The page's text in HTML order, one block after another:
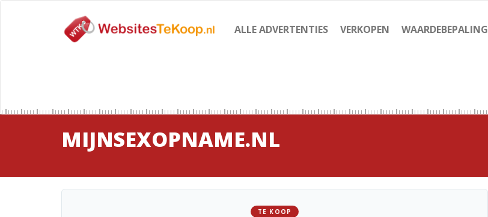
ALLE ADVERTENTIES VERKOPEN WAARDEBEPALING
MIJNSEXOPNAME.NL
TE KOOP